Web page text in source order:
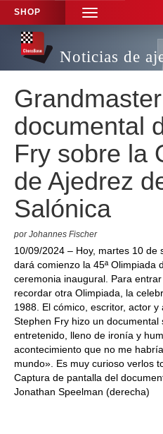
SHOP
TOGGLE
NAVIGATION
Noticias de
documental
Fry sobre la
de Ajedrez
Salónica
por Johannes Fischer
10/09/2024 – Hoy, martes 10 de
dará comienzo la 45ª Olimpiada
ceremonia inaugural. Para
recordar otra Olimpiada, la
1988. El cómico, escritor, actor
Stephen Fry hizo un documental
entretenido, lleno de ironía y
acontecimiento que no me
mundo». Es muy curioso verlos
Captura de pantalla del
Jonathan Speelman (derecha)